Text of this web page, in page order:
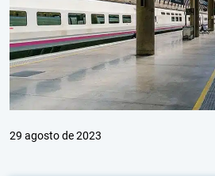
29 agosto de 2023